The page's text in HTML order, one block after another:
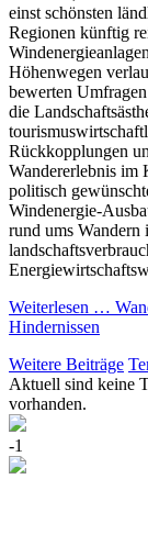
einst schönsten
Regionen künftig
Höhenwegen
bewerten
die
Rückkopplungen
Wandererlebnis im
politisch
Windenergie-
rund ums Wandern
Weiterlesen …
Hindernissen
Weitere Beiträge
Aktuell sind keine
vorhanden.
-1